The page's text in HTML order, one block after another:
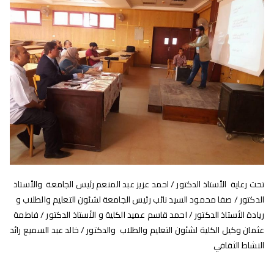
تحت رعاية الأستاذ الدكتور / احمد عزيز عبد المنعم رئيس الجامعة والأستاذ
الدكتور / صفا محمود السيد نائب رئيس الجامعة لشئون التعليم والطلاب و
ريادةالأستاذ الدكتور / احمد قاسم عميد الكلية و الأستاذ الدكتور / فاطمة
عثمان وكيل الكلية لشئون التعليم والطلاب والدكتور / خالد عبد السميع رائد
النشاط الثقافي